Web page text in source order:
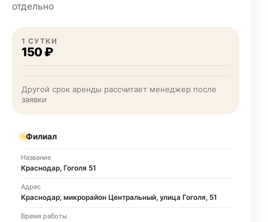
отдельно
1 СУТКИ
150 ₽
Другой срок аренды рассчитает менеджер после
заявки
Филиал
Название
Краснодар, Гоголя 51
Адрес
Краснодар, микрорайон Центральный, улица Гоголя, 51
Время работы